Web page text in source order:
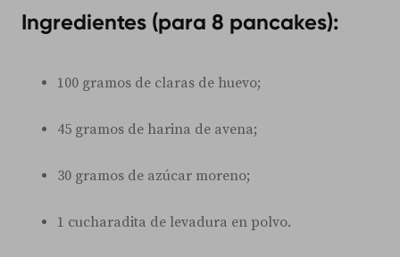
Ingredientes (para 8 pancakes):
100 gramos de claras de huevo;
45 gramos de harina de avena;
30 gramos de azúcar moreno;
1 cucharadita de levadura en polvo.